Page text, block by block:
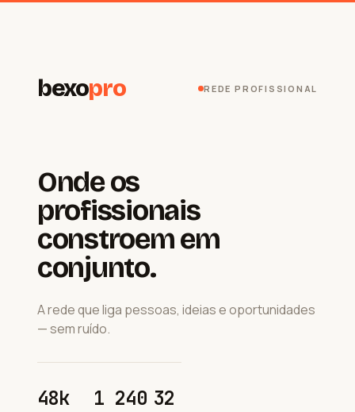
bexopro REDE PROFISSIONAL
Onde os
profissionais
constroem em
conjunto.
A rede que liga pessoas, ideias e oportunidades
— sem ruído.
48k 1 240 32